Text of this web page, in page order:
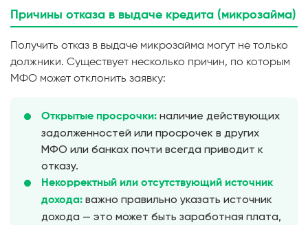
Причины отказа в выдаче кредита (микрозайма)
Получить отказ в выдаче микрозайма могут не только
должники. Существует несколько причин, по которым
МФО может отклонить заявку:
Открытые просрочки: наличие действующих
задолженностей или просрочек в других
МФО или банках почти всегда приводит к
отказу.
Некорректный или отсутствующий источник
дохода: важно правильно указать источник
дохода — это может быть заработная плата,